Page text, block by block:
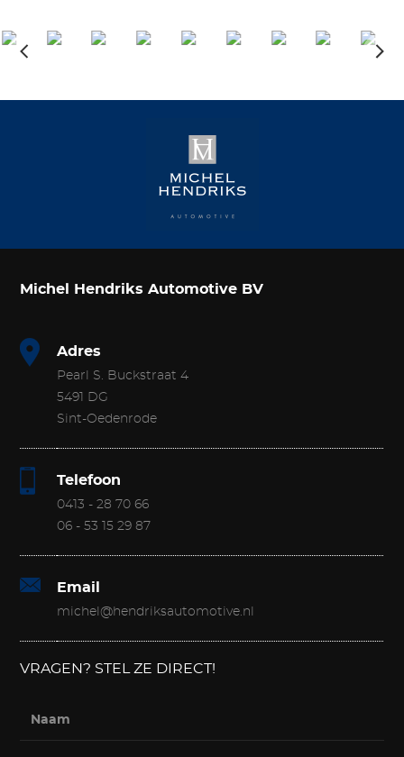
Michel Hendriks Automotive BV
Adres
Pearl S. Buckstraat 4
5491 DG
Sint-Oedenrode
Telefoon
0413 - 28 70 66
06 - 53 15 29 87
Email
michel@hendriksautomotive.nl
VRAGEN? STEL ZE DIRECT!